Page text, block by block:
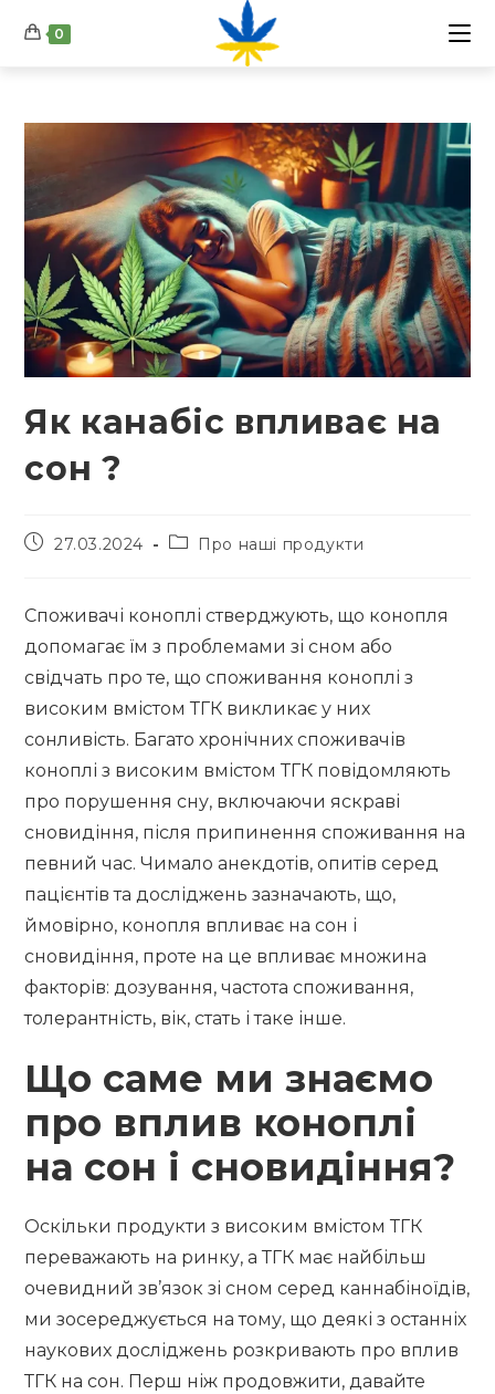
0
Як канабіс впливає на
сон ?
27.03.2024 Про наші продукти
Споживачі коноплі стверджують, що конопля
допомагає їм з проблемами зі сном або
свідчать про те, що споживання коноплі з
високим вмістом ТГК викликає у них
сонливість. Багато хронічних споживачів
коноплі з високим вмістом ТГК повідомляють
про порушення сну, включаючи яскраві
сновидіння, після припинення споживання на
певний час. Чимало анекдотів, опитів серед
пацієнтів та досліджень зазначають, що,
ймовірно, конопля впливає на сон і
сновидіння, проте на це впливає множина
факторів: дозування, частота споживання,
толерантність, вік, стать і таке інше.
Що саме ми знаємо
про вплив коноплі
на сон і сновидіння?
Оскільки продукти з високим вмістом ТГК
переважають на ринку, а ТГК має найбільш
очевидний зв’язок зі сном серед каннабіноїдів,
ми зосереджується на тому, що деякі з останніх
наукових досліджень розкривають про вплив
ТГК на сон. Перш ніж продовжити, давайте